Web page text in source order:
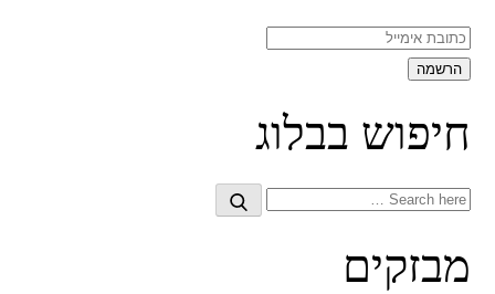
חיפוש בבלוג
Search
Search
מבזקים